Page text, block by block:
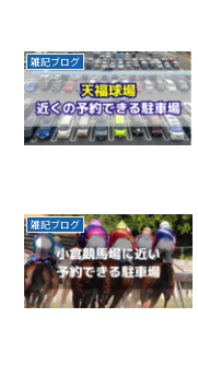
雑記ブログ
雑記ブログ